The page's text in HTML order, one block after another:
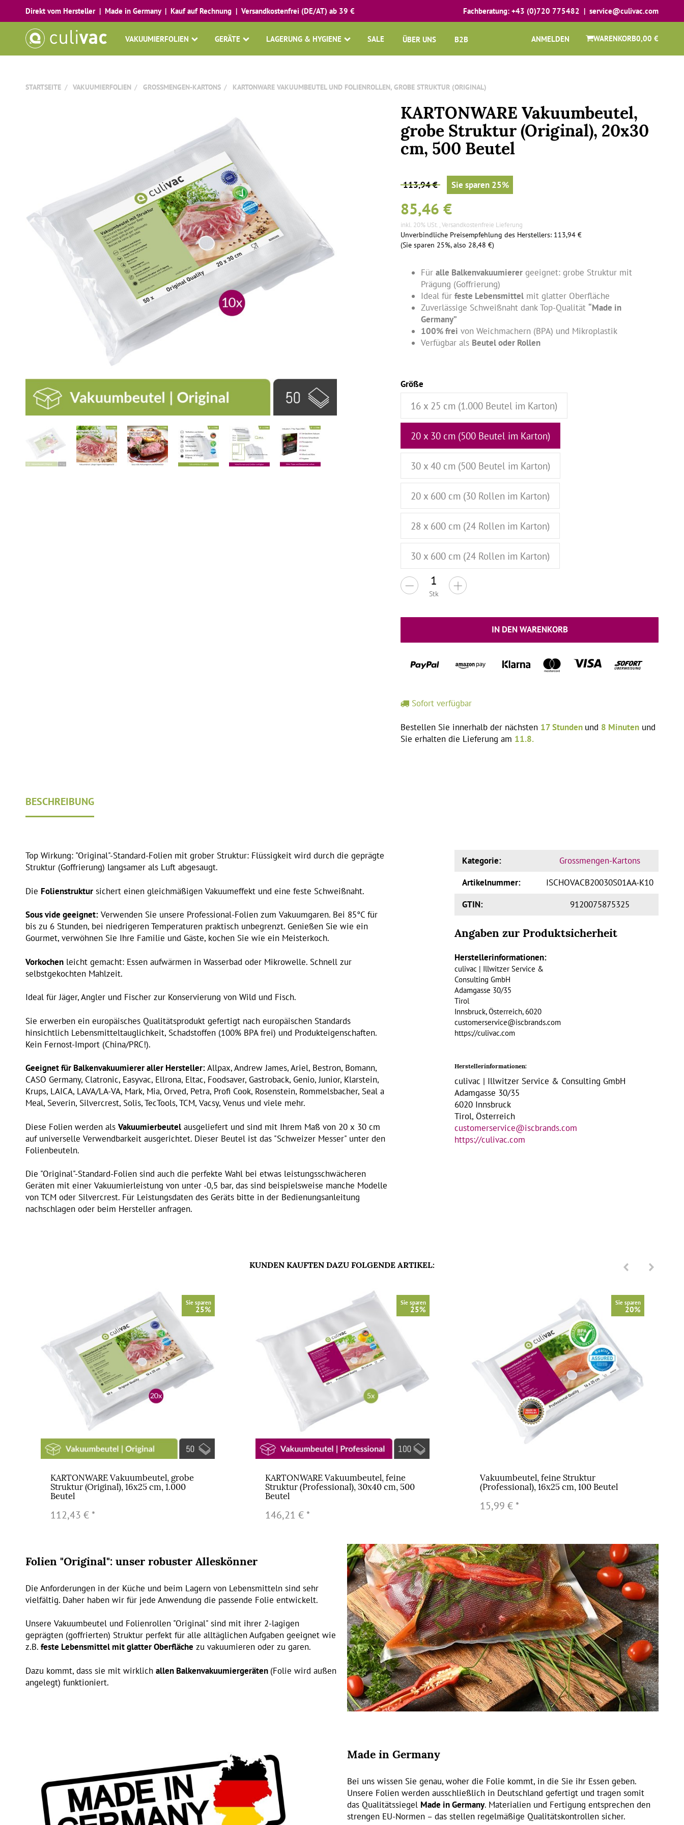
Direkt vom Hersteller | Made in Germany | Kauf auf Rechnung | Versandkostenfrei (DE/AT) ab 39 € Fachberatung: +43 (0)720 775482 | service@culivac.com
VAKUUMIERFOLIEN GERÄTE LAGERUNG & HYGIENE SALE ÜBER UNS B2B ANMELDEN WARENKORB0,00 €
STARTSEITE VAKUUMIERFOLIEN GROSSMENGEN-KARTONS KARTONWARE VAKUUMBEUTEL UND FOLIENROLLEN, GROBE STRUKTUR (ORIGINAL)
KARTONWARE Vakuumbeutel,
grobe Struktur (Original), 20x30
cm, 500 Beutel
113,94 € Sie sparen 25%
85,46 €
inkl. 20% USt. ,Versandkostenfreie Lieferung
Unverbindliche Preisempfehlung des Herstellers: 113,94 €
(Sie sparen 25%, also 28,48 €)
Füralle Balkenvakuumierer geeignet: grobe Struktur mit
Prägung (Goffrierung)
Ideal fürfeste Lebensmittel mit glatter Oberfläche
Zuverlässige Schweißnaht dank Top-Qualität“Made in
Germany”
100% frei von Weichmachern (BPA) und Mikroplastik
Verfügbar als Beutel oder Rollen
Größe
16 x 25 cm (1.000 Beutel im Karton)
20 x 30 cm (500 Beutel im Karton)
30 x 40 cm (500 Beutel im Karton)
20 x 600 cm (30 Rollen im Karton)
28 x 600 cm (24 Rollen im Karton)
30 x 600 cm (24 Rollen im Karton)
Stk
IN DEN WARENKORB
Sofort verfügbar
Bestellen Sie innerhalb der nächsten 17 Stunden und 8 Minuten und
Sie erhalten die Lieferung am 11.8.
BESCHREIBUNG
Top Wirkung: "Original"-Standard-Folien mit grober Struktur: Flüssigkeit wird durch die geprägte
Struktur (Goffrierung) langsamer als Luft abgesaugt.
Die Folienstruktur sichert einen gleichmäßigen Vakuumeffekt und eine feste Schweißnaht.
Sous vide geeignet: Verwenden Sie unsere Professional-Folien zum Vakuumgaren. Bei 85°C für
bis zu 6 Stunden, bei niedrigeren Temperaturen praktisch unbegrenzt. Genießen Sie wie ein
Gourmet, verwöhnen Sie Ihre Familie und Gäste, kochen Sie wie ein Meisterkoch.
Vorkochen leicht gemacht: Essen aufwärmen in Wasserbad oder Mikrowelle. Schnell zur
selbstgekochten Mahlzeit.
Ideal für Jäger, Angler und Fischer zur Konservierung von Wild und Fisch.
Sie erwerben ein europäisches Qualitätsprodukt gefertigt nach europäischen Standards
hinsichtlich Lebensmitteltauglichkeit, Schadstoffen (100% BPA frei) und Produkteigenschaften.
Kein Fernost-Import (China/PRC!).
Geeignet für Balkenvakuumierer aller Hersteller:Allpax, Andrew James, Ariel, Bestron, Bomann,
CASO Germany, Clatronic, Easyvac, Ellrona, Eltac, Foodsaver, Gastroback, Genio, Junior, Klarstein,
Krups, LAICA, LAVA/LA-VA, Mark, Mia, Orved, Petra, Profi Cook, Rosenstein, Rommelsbacher, Seal a
Meal, Severin, Silvercrest, Solis, TecTools, TCM, Vacsy, Venus und viele mehr.
Diese Folien werden als Vakuumierbeutel ausgeliefert und sind mit Ihrem Maß von 20 x 30 cm
auf universelle Verwendbarkeit ausgerichtet. Dieser Beutel ist das "Schweizer Messer" unter den
Folienbeuteln.
Die "Original"-Standard-Folien sind auch die perfekte Wahl bei etwas leistungsschwächeren
Geräten mit einer Vakuumierleistung von unter -0,5 bar, das sind beispielsweise manche Modelle
von TCM oder Silvercrest. Für Leistungsdaten des Geräts bitte in der Bedienungsanleitung
nachschlagen oder beim Hersteller anfragen.
Kategorie:
Grossmengen-Kartons
Artikelnummer:
ISCHOVACB20030S01AA-K10
GTIN:
9120075875325
Angaben zur Produktsicherheit
Herstellerinformationen:
culivac | Illwitzer Service &
Consulting GmbH
Adamgasse 30/35
Tirol
Innsbruck, Österreich, 6020
customerservice@iscbrands.com
https://culivac.com
Herstellerinformationen:
culivac | Illwitzer Service & Consulting GmbH
Adamgasse 30/35
6020 Innsbruck
Tirol, Österreich
customerservice@iscbrands.com
https://culivac.com
KUNDEN KAUFTEN DAZU FOLGENDE ARTIKEL:
Sie sparen
25%
KARTONWARE Vakuumbeutel, grobe
Struktur (Original), 16x25 cm, 1.000
Beutel
112,43 €*
Sie sparen
25%
KARTONWARE Vakuumbeutel, feine
Struktur (Professional), 30x40 cm, 500
Beutel
146,21 €*
Sie sparen
20%
Vakuumbeutel, feine Struktur
(Professional), 16x25 cm, 100 Beutel
15,99 €*
Folien "Original": unser robuster Alleskönner
Die Anforderungen in der Küche und beim Lagern von Lebensmitteln sind sehr
vielfältig. Daher haben wir für jede Anwendung die passende Folie entwickelt.
Unsere Vakuumbeutel und Folienrollen "Original" sind mit ihrer 2-lagigen
geprägten (goffrierten) Struktur perfekt für alle alltäglichen Aufgaben geeignet wie
z.B. feste Lebensmittel mit glatter Oberfläche zu vakuumieren oder zu garen.
Dazu kommt, dass sie mit wirklich allen Balkenvakuumiergeräten (Folie wird außen
angelegt) funktioniert.
Made in Germany
Bei uns wissen Sie genau, woher die Folie kommt, in die Sie ihr Essen geben.
Unsere Folien werden ausschließlich in Deutschland gefertigt und tragen somit
das Qualitätssiegel Made in Germany. Materialien und Fertigung entsprechen den
strengen EU-Normen – das stellen regelmäßige Qualitätskontrollen sicher.